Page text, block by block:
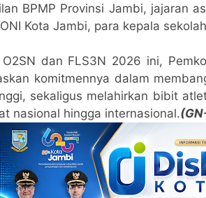
BPMP Provinsi Jambi, jajaran
Kota Jambi, para kepala
O2SN dan FLS3N 2026 ini,
komitmennya dalam
sekaligus melahirkan bibit
nasional hingga internasional.